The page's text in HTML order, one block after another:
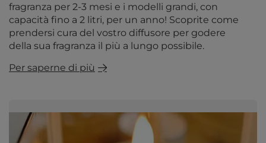
fragranza per 2-3 mesi e i modelli grandi, con
capacità fino a 2 litri, per un anno! Scoprite come
prendersi cura del vostro diffusore per godere
della sua fragranza il più a lungo possibile.
Per saperne di più